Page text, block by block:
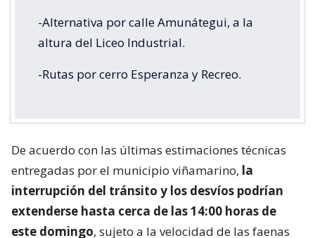
-Alternativa por calle Amunátegui, a la
altura del Liceo Industrial.
-Rutas por cerro Esperanza y Recreo.
De acuerdo con las últimas estimaciones técnicas
entregadas por el municipio viñamarino, la
interrupción del tránsito y los desvíos podrían
extenderse hasta cerca de las 14:00 horas de
este domingo, sujeto a la velocidad de las faenas